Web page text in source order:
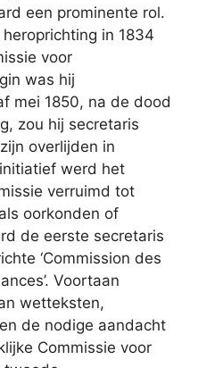
een prominente rol.
in 1834
voor
was hij
mei 1850, na de dood
zou hij secretaris
overlijden in
werd het
verruimd tot
oorkonden of
de eerste secretaris
‘Commission des
Voortaan
wetteksten,
de nodige aandacht
Commissie voor